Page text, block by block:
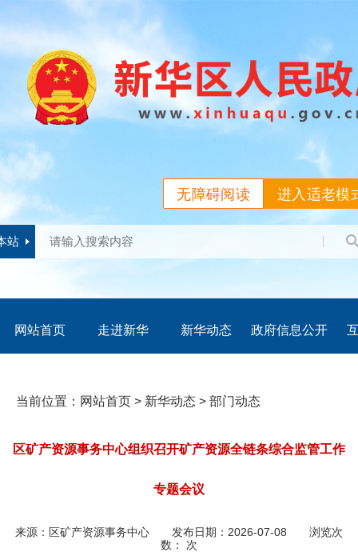
进入适老模
无障碍阅读
站
网站首页 走进新华 新华动态 政府信息公开
当前位置： 网站首页 > 新华动态 > 部门动态
区矿产资源事务中心组织召开矿产资源全链条综合监管工作
专题会议
来源： 区矿产资源事务中心 发布日期： 2026-07-08 浏览次
数：
次